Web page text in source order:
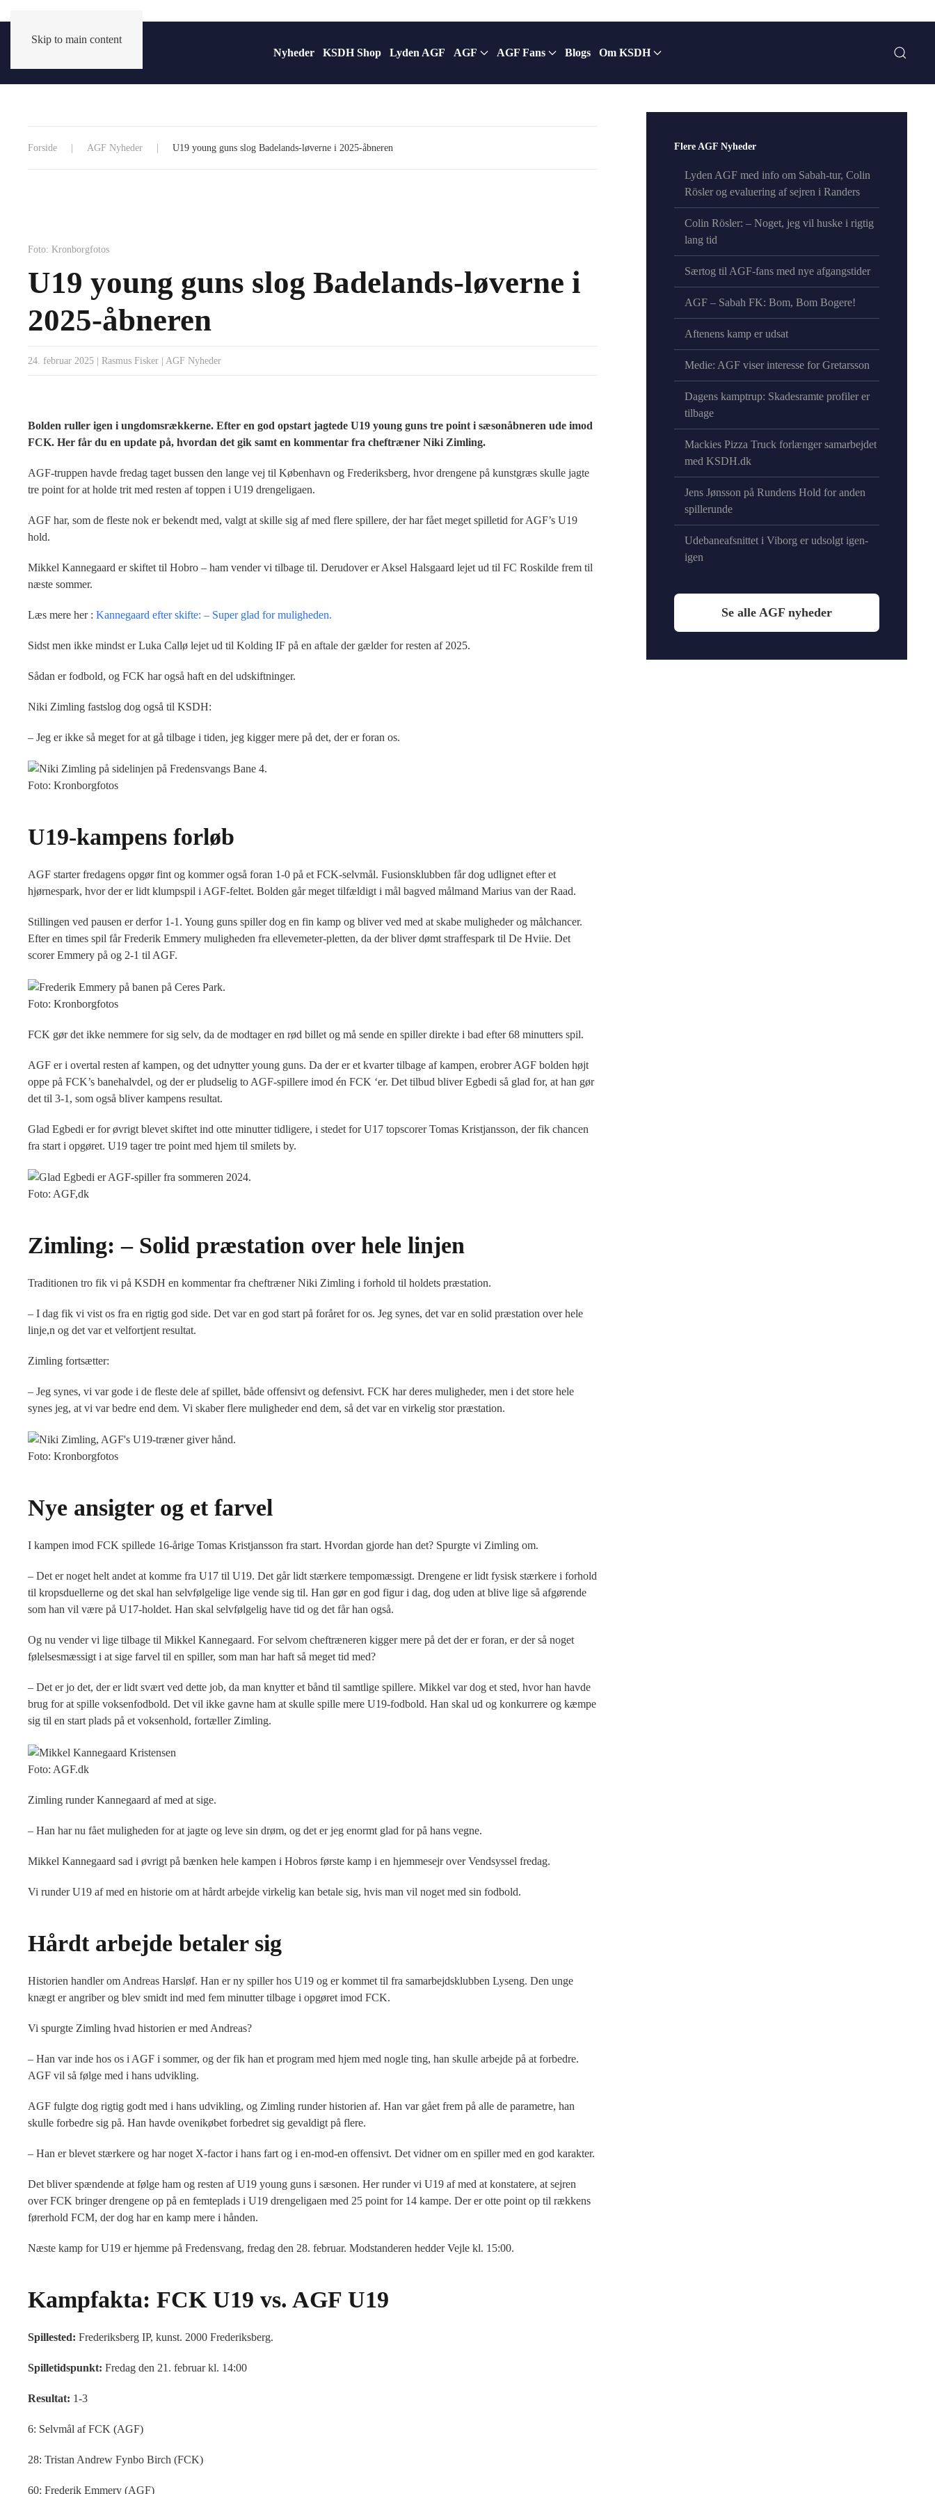
Skip to main content
Nyheder
KSDH Shop Lyden AGF AGF AGF Fans Blogs Om KSDH
Forside AGF Nyheder U19 young guns slog Badelands-løverne i 2025-åbneren
Foto: Kronborgfotos
U19 young guns slog Badelands-løverne i
2025-åbneren
24. februar 2025 Rasmus Fisker AGF Nyheder
Bolden ruller igen i ungdomsrækkerne. Efter en god opstart jagtede U19 young guns tre point i sæsonåbneren ude imod
FCK. Her får du en update på, hvordan det gik samt en kommentar fra cheftræner Niki Zimling.
AGF-truppen havde fredag taget bussen den lange vej til København og Frederiksberg, hvor drengene på kunstgræs skulle jagte
tre point for at holde trit med resten af toppen i U19 drengeligaen.
AGF har, som de fleste nok er bekendt med, valgt at skille sig af med flere spillere, der har fået meget spilletid for AGF’s U19
hold.
Mikkel Kannegaard er skiftet til Hobro – ham vender vi tilbage til. Derudover er Aksel Halsgaard lejet ud til FC Roskilde frem til
næste sommer.
Læs mere her : Kannegaard efter skifte: – Super glad for muligheden.
Sidst men ikke mindst er Luka Callø lejet ud til Kolding IF på en aftale der gælder for resten af 2025.
Sådan er fodbold, og FCK har også haft en del udskiftninger.
Niki Zimling fastslog dog også til KSDH:
– Jeg er ikke så meget for at gå tilbage i tiden, jeg kigger mere på det, der er foran os.
Foto: Kronborgfotos
U19-kampens forløb
AGF starter fredagens opgør fint og kommer også foran 1-0 på et FCK-selvmål. Fusionsklubben får dog udlignet efter et
hjørnespark, hvor der er lidt klumpspil i AGF-feltet. Bolden går meget tilfældigt i mål bagved målmand Marius van der Raad.
Stillingen ved pausen er derfor 1-1. Young guns spiller dog en fin kamp og bliver ved med at skabe muligheder og målchancer.
Efter en times spil får Frederik Emmery muligheden fra ellevemeter-pletten, da der bliver dømt straffespark til De Hviie. Det
scorer Emmery på og 2-1 til AGF.
Foto: Kronborgfotos
FCK gør det ikke nemmere for sig selv, da de modtager en rød billet og må sende en spiller direkte i bad efter 68 minutters spil.
AGF er i overtal resten af kampen, og det udnytter young guns. Da der er et kvarter tilbage af kampen, erobrer AGF bolden højt
oppe på FCK’s banehalvdel, og der er pludselig to AGF-spillere imod én FCK ‘er. Det tilbud bliver Egbedi så glad for, at han gør
det til 3-1, som også bliver kampens resultat.
Glad Egbedi er for øvrigt blevet skiftet ind otte minutter tidligere, i stedet for U17 topscorer Tomas Kristjansson, der fik chancen
fra start i opgøret. U19 tager tre point med hjem til smilets by.
Foto: AGF,dk
Zimling: – Solid præstation over hele linjen
Traditionen tro fik vi på KSDH en kommentar fra cheftræner Niki Zimling i forhold til holdets præstation.
– I dag fik vi vist os fra en rigtig god side. Det var en god start på foråret for os. Jeg synes, det var en solid præstation over hele
linje,n og det var et velfortjent resultat.
Zimling fortsætter:
– Jeg synes, vi var gode i de fleste dele af spillet, både offensivt og defensivt. FCK har deres muligheder, men i det store hele
synes jeg, at vi var bedre end dem. Vi skaber flere muligheder end dem, så det var en virkelig stor præstation.
Foto: Kronborgfotos
Nye ansigter og et farvel
I kampen imod FCK spillede 16-årige Tomas Kristjansson fra start. Hvordan gjorde han det? Spurgte vi Zimling om.
– Det er noget helt andet at komme fra U17 til U19. Det går lidt stærkere tempomæssigt. Drengene er lidt fysisk stærkere i forhold
til kropsduellerne og det skal han selvfølgelige lige vende sig til. Han gør en god figur i dag, dog uden at blive lige så afgørende
som han vil være på U17-holdet. Han skal selvfølgelig have tid og det får han også.
Og nu vender vi lige tilbage til Mikkel Kannegaard. For selvom cheftræneren kigger mere på det der er foran, er der så noget
følelsesmæssigt i at sige farvel til en spiller, som man har haft så meget tid med?
– Det er jo det, der er lidt svært ved dette job, da man knytter et bånd til samtlige spillere. Mikkel var dog et sted, hvor han havde
brug for at spille voksenfodbold. Det vil ikke gavne ham at skulle spille mere U19-fodbold. Han skal ud og konkurrere og kæmpe
sig til en start plads på et voksenhold, fortæller Zimling.
Foto: AGF.dk
Zimling runder Kannegaard af med at sige.
– Han har nu fået muligheden for at jagte og leve sin drøm, og det er jeg enormt glad for på hans vegne.
Mikkel Kannegaard sad i øvrigt på bænken hele kampen i Hobros første kamp i en hjemmesejr over Vendsyssel fredag.
Vi runder U19 af med en historie om at hårdt arbejde virkelig kan betale sig, hvis man vil noget med sin fodbold.
Hårdt arbejde betaler sig
Historien handler om Andreas Harsløf. Han er ny spiller hos U19 og er kommet til fra samarbejdsklubben Lyseng. Den unge
knægt er angriber og blev smidt ind med fem minutter tilbage i opgøret imod FCK.
Vi spurgte Zimling hvad historien er med Andreas?
– Han var inde hos os i AGF i sommer, og der fik han et program med hjem med nogle ting, han skulle arbejde på at forbedre.
AGF vil så følge med i hans udvikling.
AGF fulgte dog rigtig godt med i hans udvikling, og Zimling runder historien af. Han var gået frem på alle de parametre, han
skulle forbedre sig på. Han havde ovenikøbet forbedret sig gevaldigt på flere.
– Han er blevet stærkere og har noget X-factor i hans fart og i en-mod-en offensivt. Det vidner om en spiller med en god karakter.
Det bliver spændende at følge ham og resten af U19 young guns i sæsonen. Her runder vi U19 af med at konstatere, at sejren
over FCK bringer drengene op på en femteplads i U19 drengeligaen med 25 point for 14 kampe. Der er otte point op til rækkens
førerhold FCM, der dog har en kamp mere i hånden.
Næste kamp for U19 er hjemme på Fredensvang, fredag den 28. februar. Modstanderen hedder Vejle kl. 15:00.
Kampfakta: FCK U19 vs. AGF U19
Spillested: Frederiksberg IP, kunst. 2000 Frederiksberg.
Spilletidspunkt: Fredag den 21. februar kl. 14:00
Resultat: 1-3
6: Selvmål af FCK (AGF)
28: Tristan Andrew Fynbo Birch (FCK)
60: Frederik Emmery (AGF)
Flere AGF Nyheder
Lyden AGF med info om Sabah-tur, Colin
Rösler og evaluering af sejren i Randers
Colin Rösler: – Noget, jeg vil huske i rigtig
lang tid
Særtog til AGF-fans med nye afgangstider
AGF – Sabah FK: Bom, Bom Bogere!
Aftenens kamp er udsat
Medie: AGF viser interesse for Gretarsson
Dagens kamptrup: Skadesramte profiler er
tilbage
Mackies Pizza Truck forlænger samarbejdet
med KSDH.dk
Jens Jønsson på Rundens Hold for anden
spillerunde
Udebaneafsnittet i Viborg er udsolgt igen-
igen
Se alle AGF nyheder